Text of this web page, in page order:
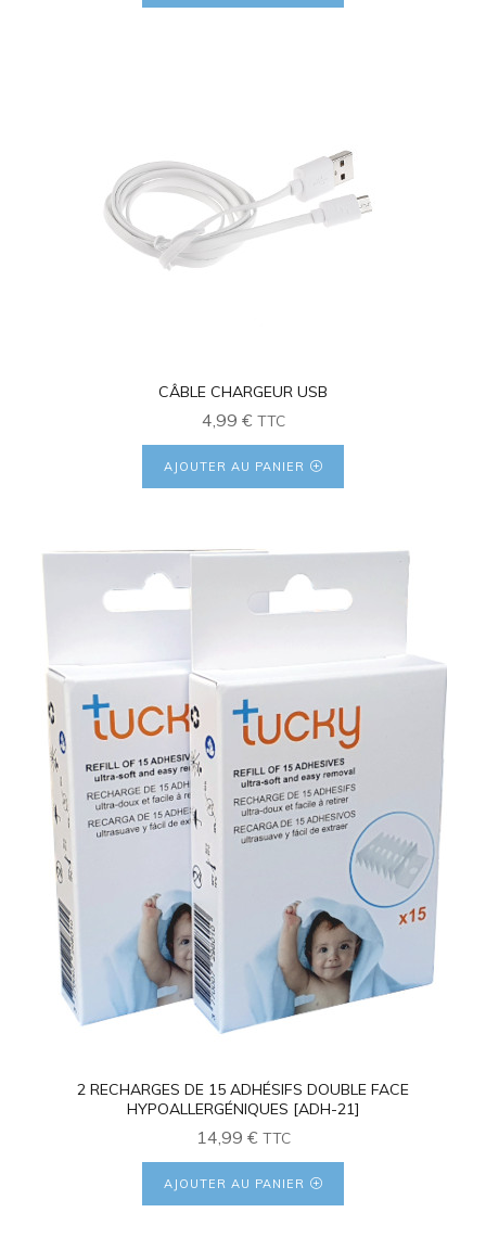
CÂBLE CHARGEUR USB
4,99 € TTC
AJOUTER AU PANIER
2 RECHARGES DE 15 ADHÉSIFS DOUBLE FACE
HYPOALLERGÉNIQUES [ADH-21]
14,99 € TTC
AJOUTER AU PANIER